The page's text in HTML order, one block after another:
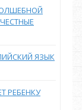
ЯЗЫК
РЕБЕНКУ